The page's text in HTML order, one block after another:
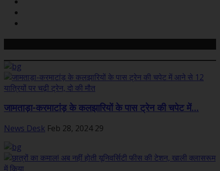
जामताड़ा-करमाटांड़ के कलझारियों के पास ट्रेन की चपेट में...
News Desk Feb 28, 2024 29